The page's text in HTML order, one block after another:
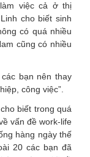
việc cả ở thị
cho biết sinh
có quá nhiều
cũng có nhiều
bạn nên thay
công việc”.
biết trong quá
vấn đề work-life
hàng ngày thế
20 các bạn đã